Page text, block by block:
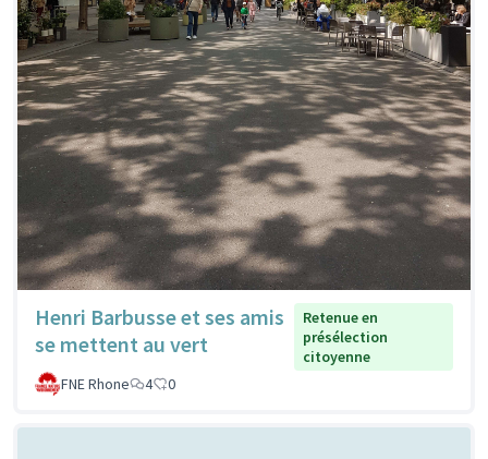
Henri Barbusse et ses amis
se mettent au vert
Retenue en
présélection
citoyenne
FNE Rhone
4 0